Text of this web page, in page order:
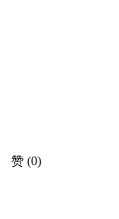
赞 (0)